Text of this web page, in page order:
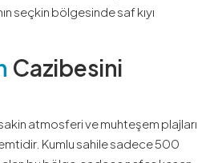
seçkin bölgesinde saf kıyı
Cazibesini
sakin atmosferi ve muhteşem plajları
Kumlu sahile sadece 500